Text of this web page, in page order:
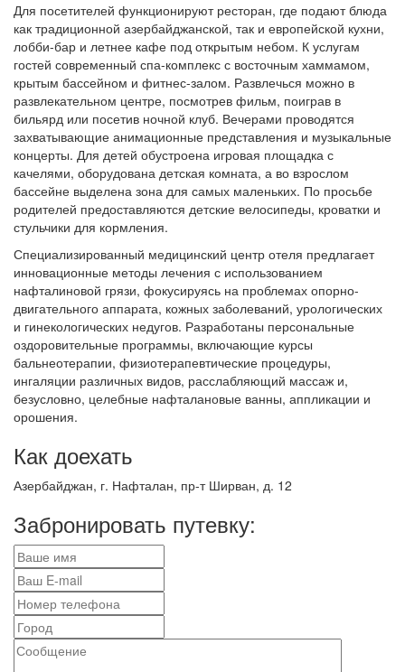
Для посетителей функционируют ресторан, где подают блюда
как традиционной азербайджанской, так и европейской кухни,
лобби-бар и летнее кафе под открытым небом. К услугам
гостей современный спа-комплекс с восточным хаммамом,
крытым бассейном и фитнес-залом. Развлечься можно в
развлекательном центре, посмотрев фильм, поиграв в
бильярд или посетив ночной клуб. Вечерами проводятся
захватывающие анимационные представления и музыкальные
концерты. Для детей обустроена игровая площадка с
качелями, оборудована детская комната, а во взрослом
бассейне выделена зона для самых маленьких. По просьбе
родителей предоставляются детские велосипеды, кроватки и
стульчики для кормления.
Специализированный медицинский центр отеля предлагает
инновационные методы лечения с использованием
нафталиновой грязи, фокусируясь на проблемах опорно-
двигательного аппарата, кожных заболеваний, урологических
и гинекологических недугов. Разработаны персональные
оздоровительные программы, включающие курсы
бальнеотерапии, физиотерапевтические процедуры,
ингаляции различных видов, расслабляющий массаж и,
безусловно, целебные нафталановые ванны, аппликации и
орошения.
Как доехать
Азербайджан, г. Нафталан, пр-т Ширван, д. 12
Забронировать путевку: